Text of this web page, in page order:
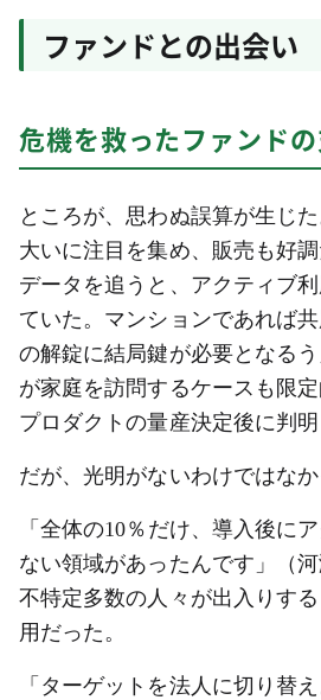
ファンドとの出会い
危機を救ったファンド
ところが、思わぬ誤算が生じ
大いに注目を集め、販売も好
データを追うと、アクティブ
ていた。マンションであれば
の解錠に結局鍵が必要となる
が家庭を訪問するケースも限
プロダクトの量産決定後に判明
だが、光明がないわけではなか
「全体の10％だけ、導入後に
ない領域があったんです」（河
不特定多数の人々が出入りす
用だった。
「ターゲットを法人に切り替え